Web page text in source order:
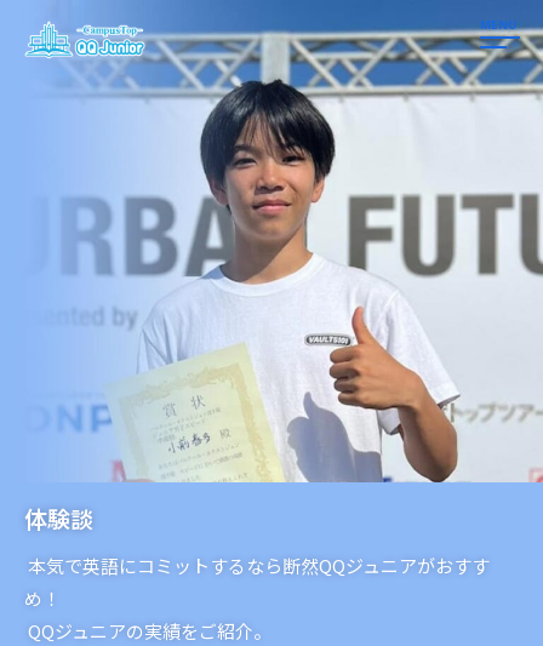
体験談
本気で英語にコミットするなら断然QQジュニアがおすす
め！
QQジュニアの実績をご紹介。
MENU